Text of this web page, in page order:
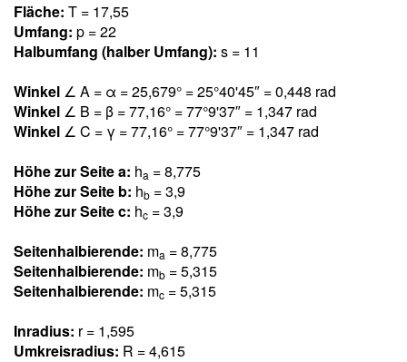
Fläche: T = 17,55
Umfang: p = 22
Halbumfang (halber Umfang): s = 11
Winkel ∠ A = α = 25,679° = 25°40'45″ = 0,448 rad
Winkel ∠ B = β = 77,16° = 77°9'37″ = 1,347 rad
Winkel ∠ C = γ = 77,16° = 77°9'37″ = 1,347 rad
Höhe zur Seite a: ha = 8,775
Höhe zur Seite b: hb = 3,9
Höhe zur Seite c: hc = 3,9
Seitenhalbierende: ma = 8,775
Seitenhalbierende: mb = 5,315
Seitenhalbierende: mc = 5,315
Inradius: r = 1,595
Umkreisradius: R = 4,615